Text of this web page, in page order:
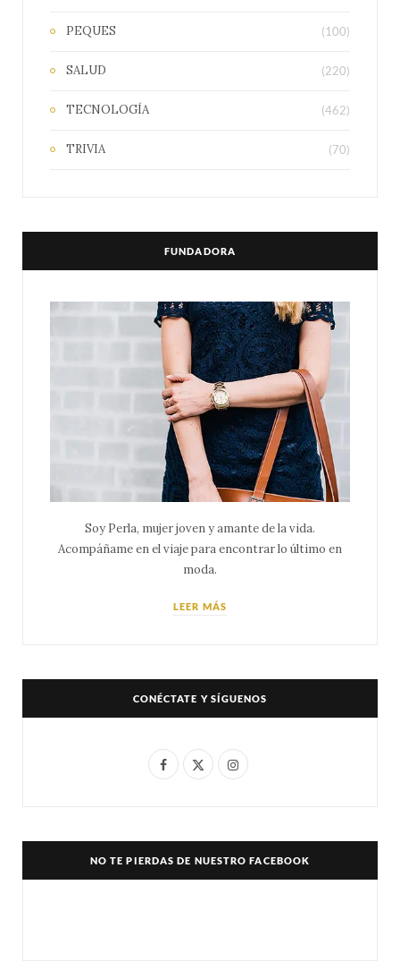
PEQUES (100)
SALUD (220)
TECNOLOGÍA (462)
TRIVIA (70)
FUNDADORA
Soy Perla, mujer joven y amante de la vida.
Acompáñame en el viaje para encontrar lo último en
moda.
LEER MÁS
CONÉCTATE Y SÍGUENOS
F
e
X
w
I
t
NO TE PIERDAS DE NUESTRO FACEBOOK